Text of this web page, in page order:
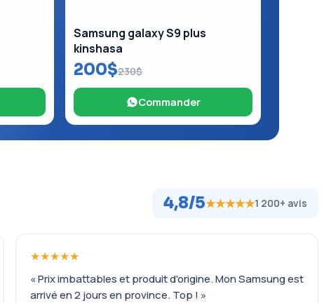
Samsung galaxy S9 plus
kinshasa
200$230$
Commander
4,8/5★★★★★1 200+ avis
★★★★★
« Prix imbattables et produit d'origine. Mon Samsung est
arrivé en 2 jours en province. Top ! »